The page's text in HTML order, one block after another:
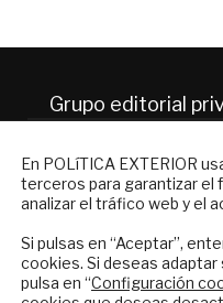
Grupo editorial
En POLíTICA EXTERIOR
terceros para garantizar el
analizar el tráfico web y el
Si pulsas en “Aceptar”,
cookies. Si deseas
pulsa en “Configuración
Suscríbase a
reciba en su
internacional en